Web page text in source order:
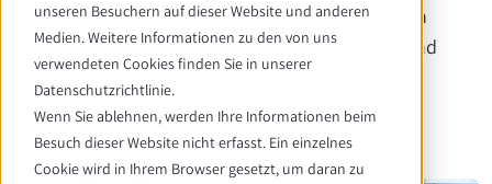
unseren Besuchern auf dieser Website und anderen
Medien. Weitere Informationen zu den von uns
verwendeten Cookies finden Sie in unserer
Datenschutzrichtlinie.
Wenn Sie ablehnen, werden Ihre Informationen beim
Besuch dieser Website nicht erfasst. Ein einzelnes
Cookie wird in Ihrem Browser gesetzt, um daran zu
Wir handeln jederzeit in Übereinstimmung mit den
gängigen, international anerkannten ethischen und
menschenrechtlichen Standards.